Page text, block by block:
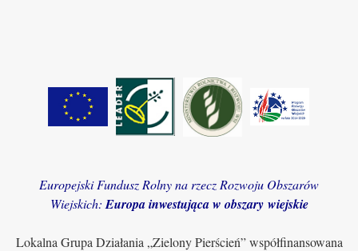
Europejski Fundusz Rolny na rzecz Rozwoju Obszarów
Wiejskich: Europa inwestująca w obszary wiejskie
Lokalna Grupa Działania „Zielony Pierścień” współfinansowana